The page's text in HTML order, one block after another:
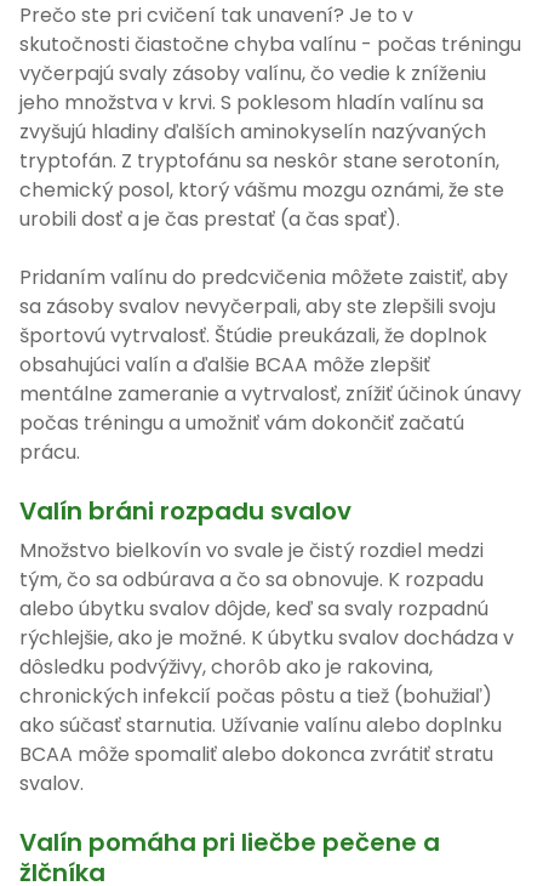
Prečo ste pri cvičení tak unavení? Je to v
skutočnosti čiastočne chyba valínu - počas tréningu
vyčerpajú svaly zásoby valínu, čo vedie k zníženiu
jeho množstva v krvi. S poklesom hladín valínu sa
zvyšujú hladiny ďalších aminokyselín nazývaných
tryptofán. Z tryptofánu sa neskôr stane serotonín,
chemický posol, ktorý vášmu mozgu oznámi, že ste
urobili dosť a je čas prestať (a čas spať).
Pridaním valínu do predcvičenia môžete zaistiť, aby
sa zásoby svalov nevyčerpali, aby ste zlepšili svoju
športovú vytrvalosť. Štúdie preukázali, že doplnok
obsahujúci valín a ďalšie BCAA môže zlepšiť
mentálne zameranie a vytrvalosť, znížiť účinok únavy
počas tréningu a umožniť vám dokončiť začatú
prácu.
Valín bráni rozpadu svalov
Množstvo bielkovín vo svale je čistý rozdiel medzi
tým, čo sa odbúrava a čo sa obnovuje. K rozpadu
alebo úbytku svalov dôjde, keď sa svaly rozpadnú
rýchlejšie, ako je možné. K úbytku svalov dochádza v
dôsledku podvýživy, chorôb ako je rakovina,
chronických infekcií počas pôstu a tiež (bohužiaľ)
ako súčasť starnutia. Užívanie valínu alebo doplnku
BCAA môže spomaliť alebo dokonca zvrátiť stratu
svalov.
Valín pomáha pri liečbe pečene a
žlčníka